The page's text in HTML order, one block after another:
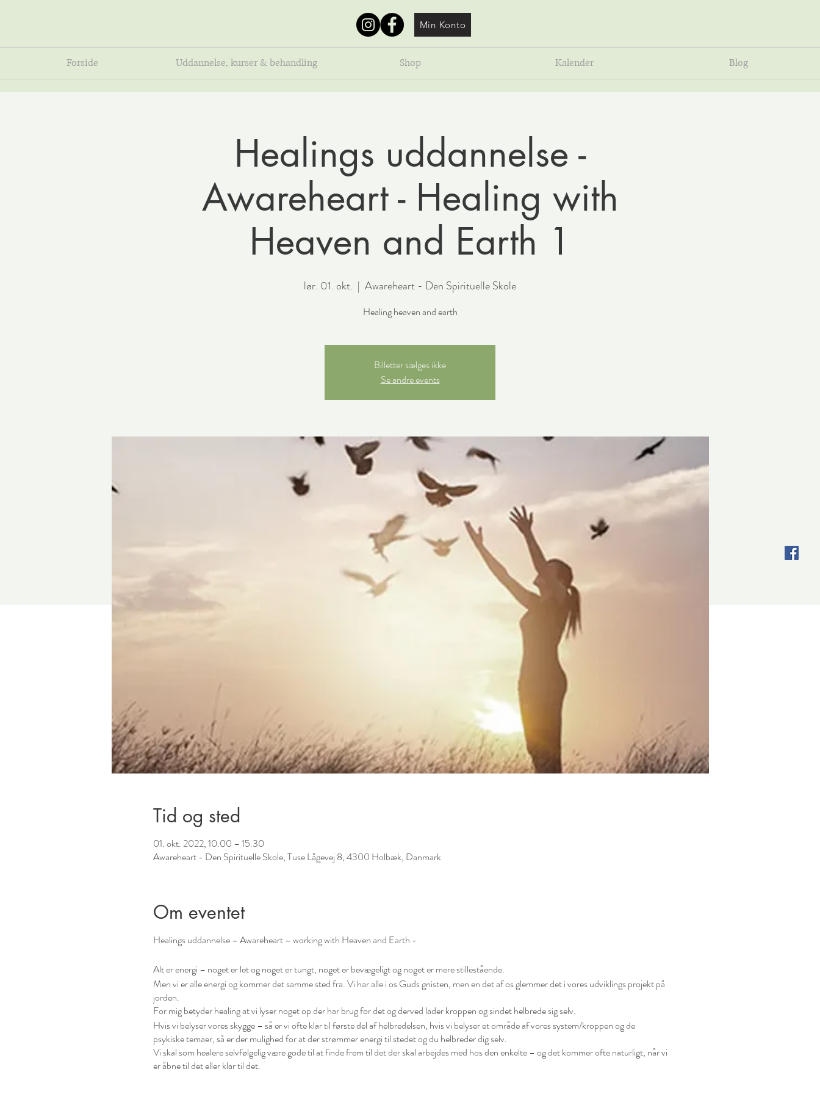
Min Konto
Forside Uddannelse, kurser & behandling Shop Kalender Blog
Healings uddannelse -
Awareheart - Healing with
Heaven and Earth 1
lør. 01. okt.
  |
Awareheart - Den Spirituelle Skole
Healing heaven and earth
Billetter sælges ikke
Se andre events
Tid og sted
01. okt. 2022, 10.00 – 15.30
Awareheart - Den Spirituelle Skole, Tuse Lågevej 8, 4300 Holbæk, Danmark
Om eventet
Healings uddannelse – Awareheart – working with Heaven and Earth -
Alt er energi – noget er let og noget er tungt, noget er bevægeligt og noget er mere stillestående.
Men vi er alle energi og kommer det samme sted fra. Vi har alle i os Guds gnisten, men en det af os glemmer det i vores udviklings projekt på
jorden.
For mig betyder healing at vi lyser noget op der har brug for det og derved lader kroppen og sindet helbrede sig selv.
Hvis vi belyser vores skygge – så er vi ofte klar til første del af helbredelsen, hvis vi belyser et område af vores system/kroppen og de
psykiske temaer, så er der mulighed for at der strømmer energi til stedet og du helbreder dig selv.
Vi skal som healere selvfølgelig være gode til at finde frem til det der skal arbejdes med hos den enkelte – og det kommer ofte naturligt, når vi
er åbne til det eller klar til det.